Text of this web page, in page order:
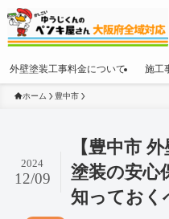
外壁塗装工事料金について 施工
ホーム 豊中市
【豊中市
塗装の安心
知っておく
2024
12/09